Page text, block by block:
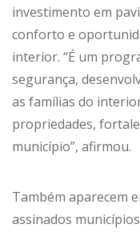
investimento em
conforto e
interior. “É um
segurança,
as famílias do
propriedades,
município”, afirmou.
Também aparecem
assinados